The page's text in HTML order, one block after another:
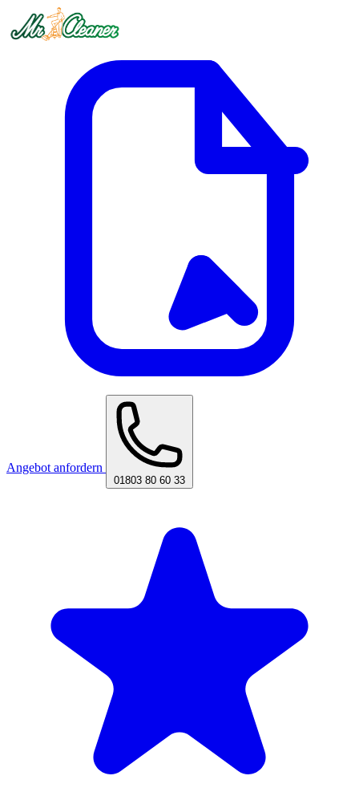
Angebot anfordern
01803 80 60 33